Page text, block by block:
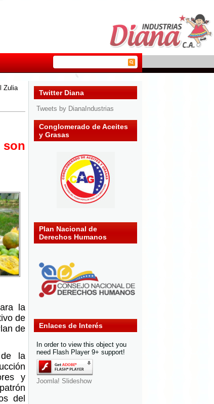
Zulia
la
de
de
la
y
del
Twitter Diana
Tweets by DianaIndustrias
Conglomerado de Aceites
y Grasas
Plan Nacional de
Derechos Humanos
Enlaces de Interés
In order to view this object you
need Flash Player 9+ support!
Joomla! Slideshow